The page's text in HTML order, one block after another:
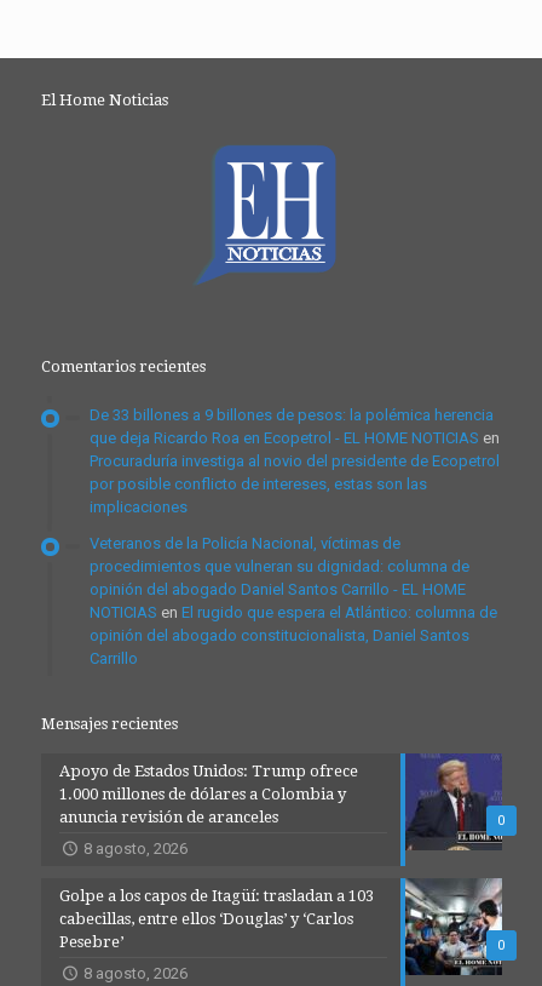
El Home Noticias
Comentarios recientes
De 33 billones a 9 billones de pesos: la polémica herencia
que deja Ricardo Roa en Ecopetrol - EL HOME NOTICIAS en
Procuraduría investiga al novio del presidente de Ecopetrol
por posible conflicto de intereses, estas son las
implicaciones
Veteranos de la Policía Nacional, víctimas de
procedimientos que vulneran su dignidad: columna de
opinión del abogado Daniel Santos Carrillo - EL HOME
NOTICIAS en El rugido que espera el Atlántico: columna de
opinión del abogado constitucionalista, Daniel Santos
Carrillo
Mensajes recientes
0
Apoyo de Estados Unidos: Trump ofrece
1.000 millones de dólares a Colombia y
anuncia revisión de aranceles
8 agosto, 2026
0
Golpe a los capos de Itagüí: trasladan a 103
cabecillas, entre ellos ‘Douglas’ y ‘Carlos
Pesebre’
8 agosto, 2026